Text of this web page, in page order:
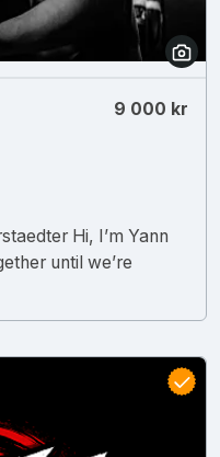
9 000 kr
Hi, I’m Yann
until we’re